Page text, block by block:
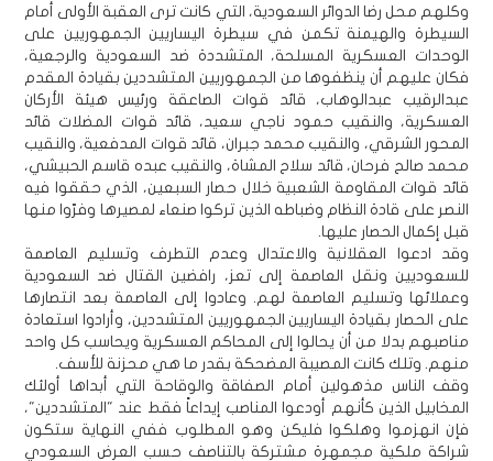
وكلهم محل رضا الدوائر السعودية، التي كانت ترى العقبة الأولى أمام
السيطرة والهيمنة تكمن في سيطرة اليساريين الجمهوريين على
الوحدات العسكرية المسلحة، المتشددة ضد السعودية والرجعية،
فكان عليهم أن ينظفوها من الجمهوريين المتشددين بقيادة المقدم
عبدالرقيب عبدالوهاب، قائد قوات الصاعقة ورئيس هيئة الأركان
العسكرية، والنقيب حمود ناجي سعيد، قائد قوات المضلات قائد
المحور الشرقي، والنقيب محمد جبران، قائد قوات المدفعية، والنقيب
محمد صالح فرحان، قائد سلاح المشاة، والنقيب عبده قاسم الحبيشي،
قائد قوات المقاومة الشعبية خلال حصار السبعين، الذي حققوا فيه
النصر على قادة النظام وضباطه الذين تركوا صنعاء لمصيرها وفرّوا منها
قبل إكمال الحصار عليها.
وقد ادعوا العقلانية والاعتدال وعدم التطرف وتسليم العاصمة
للسعوديين ونقل العاصمة إلى تعز، رافضين القتال ضد السعودية
وعملائها وتسليم العاصمة لهم. وعادوا إلى العاصمة بعد انتصارها
على الحصار بقيادة اليساريين الجمهوريين المتشددين، وأرادوا استعادة
مناصبهم بدلا من أن يحالوا إلى المحاكم العسكرية ويحاسب كل واحد
منهم. وتلك كانت المصيبة المضحكة بقدر ما هي محزنة للأسف.
وقف الناس مذهولين أمام الصفاقة والوقاحة التي أبداها أولئك
المخابيل الذين كأنهم أودعوا المناصب إيداعاً فقط عند "المتشددين"،
فإن انهزموا وهلكوا فليكن وهو المطلوب ففي النهاية ستكون
شراكة ملكية مجمهرة مشتركة بالتناصف حسب العرض السعودي